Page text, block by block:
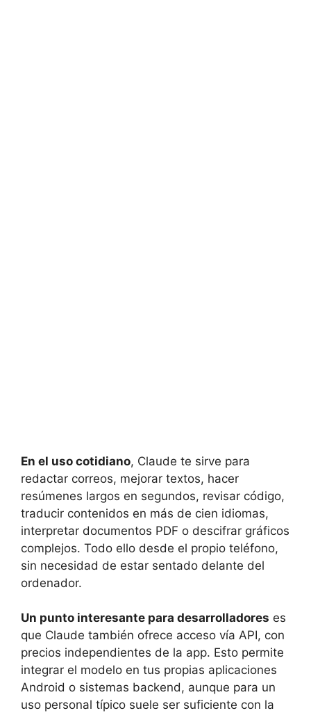
En el uso cotidiano, Claude te sirve para
redactar correos, mejorar textos, hacer
resúmenes largos en segundos, revisar código,
traducir contenidos en más de cien idiomas,
interpretar documentos PDF o descifrar gráficos
complejos. Todo ello desde el propio teléfono,
sin necesidad de estar sentado delante del
ordenador.
Un punto interesante para desarrolladores es
que Claude también ofrece acceso vía API, con
precios independientes de la app. Esto permite
integrar el modelo en tus propias aplicaciones
Android o sistemas backend, aunque para un
uso personal típico suele ser suficiente con la